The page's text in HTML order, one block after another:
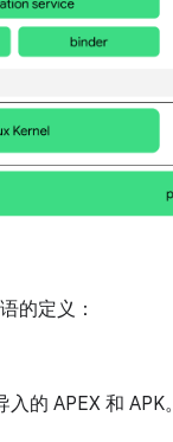
的定义：
的 APEX 和 APK。